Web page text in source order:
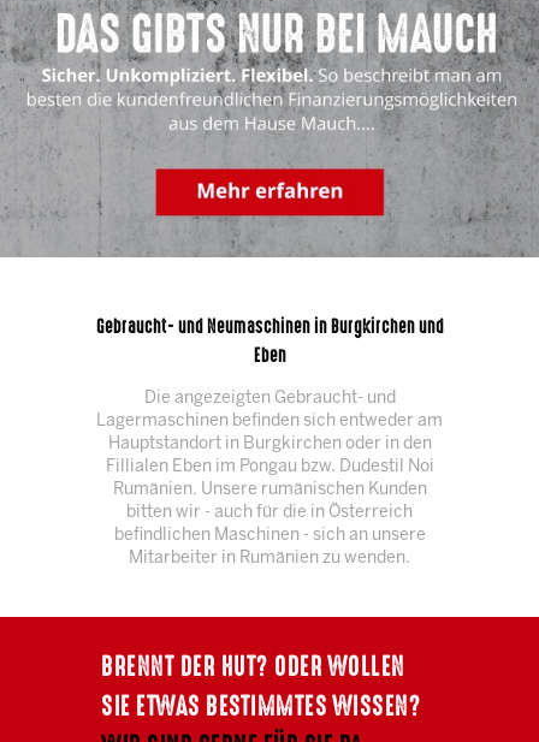
Gebraucht- und Neumaschinen in Burgkirchen und
Eben
Die angezeigten Gebraucht- und
Lagermaschinen befinden sich entweder am
Hauptstandort in Burgkirchen oder in den
Fillialen Eben im Pongau bzw. Dudestil Noi
Rumänien. Unsere rumänischen Kunden
bitten wir - auch für die in Österreich
befindlichen Maschinen - sich an unsere
Mitarbeiter in Rumänien zu wenden.
BRENNT DER HUT? ODER WOLLEN
SIE ETWAS BESTIMMTES WISSEN?